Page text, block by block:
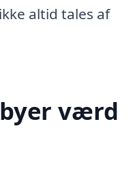
altid tales af
værd